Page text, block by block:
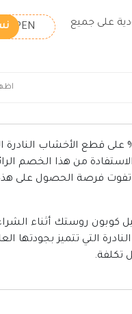
السعودية على جميع
واحصل على خصم 7% على قطع الأخشاب
من هذا الخصم
تفوت فرصة الحصول على
كوبون روستك أثناء
التي تتميز بجودتها
تكلفة.